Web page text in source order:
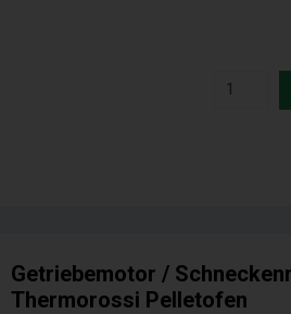
Getriebemotor /
Thermorossi Pelletofen